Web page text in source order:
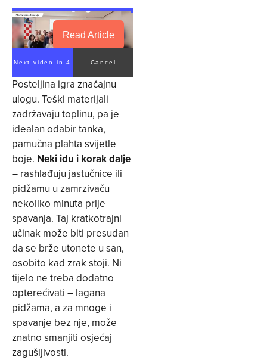
Read Article
Next video in 4 Cancel
Posteljina igra značajnu
ulogu. Teški materijali
zadržavaju toplinu, pa je
idealan odabir tanka,
pamučna plahta svijetle
boje. Neki idu i korak dalje
– rashlađuju jastučnice ili
pidžamu u zamrzivaču
nekoliko minuta prije
spavanja. Taj kratkotrajni
učinak može biti presudan
da se brže utonete u san,
osobito kad zrak stoji. Ni
tijelo ne treba dodatno
opterećivati – lagana
pidžama, a za mnoge i
spavanje bez nje, može
znatno smanjiti osjećaj
zagušljivosti.